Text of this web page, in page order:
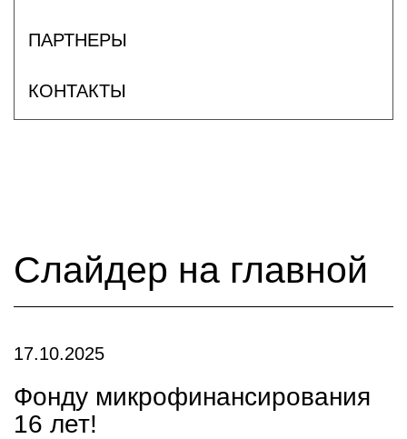
ПАРТНЕРЫ
КОНТАКТЫ
Слайдер на главной
17.10.2025
Фонду микрофинансирования
16 лет!